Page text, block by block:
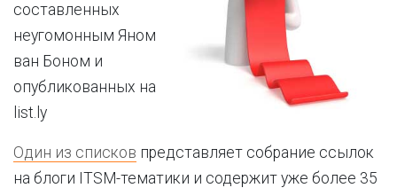
составленных
неугомонным Яном
ван Боном и
опубликованных на
list.ly
Один из списков представляет собрание ссылок
на блоги ITSM-тематики и содержит уже более 35